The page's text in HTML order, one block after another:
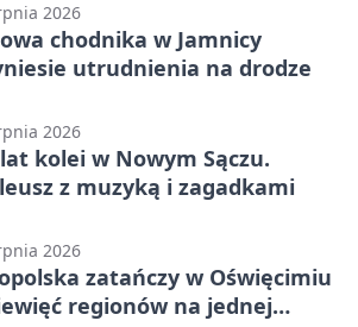
2026
chodnika w Jamnicy
utrudnienia na drodze
2026
kolei w Nowym Sączu.
z muzyką i zagadkami
2026
zatańczy w Oświęcimiu
regionów na jednej